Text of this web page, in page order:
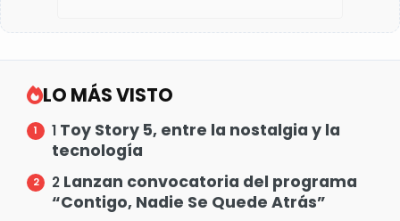
LO MÁS VISTO
1 Toy Story 5, entre la nostalgia y la
tecnología
2 Lanzan convocatoria del programa
“Contigo, Nadie Se Quede Atrás”